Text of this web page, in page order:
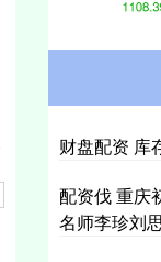
财盘配资 库
配资伐 重庆
名师李珍刘